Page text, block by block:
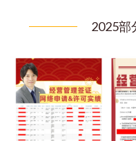
2025部